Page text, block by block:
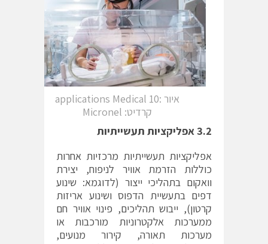
איור :10 applications Medical
קרדיט: Micronel
3.2 אפליקציות תעשייתיות
אפליקציות תעשייתיות מרכזיות אחרות
כוללות הזרמת אוויר לניפוח, יצירת
וואקום בתהליכי ייצור (לדוגמא: שינוע
דפים בתעשיית הדפוס ושינוע אריזות
קרטון), ייבוש תהליכים, פינוי אוויר חם
ממערכות אלקטרוניות מורכבות או
מערכות תאורה, קירור מנועים,